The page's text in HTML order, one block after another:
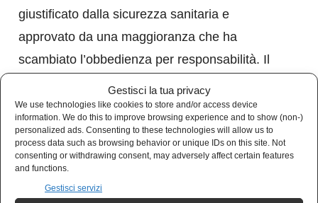
Gestisci la tua privacy
We use technologies like cookies to store and/or access device
information. We do this to improve browsing experience and to show (non-)
personalized ads. Consenting to these technologies will allow us to
process data such as browsing behavior or unique IDs on this site. Not
consenting or withdrawing consent, may adversely affect certain features
and functions.
Gestisci servizi
giustificato dalla sicurezza sanitaria e
approvato da una maggioranza che ha
scambiato l’obbedienza per responsabilità. Il
quell’esperienza dovrebbe far riflettere più di
qualsiasi polemica.
A completare il quadro arrivano l’emergenza
climatica e quella bellica. La prima costruita